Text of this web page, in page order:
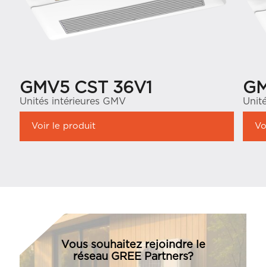
GMV5 CST 36V1
Unités intérieures GMV
Voir le produit
Vous souhaitez rejoindre le
réseau GREE Partners?